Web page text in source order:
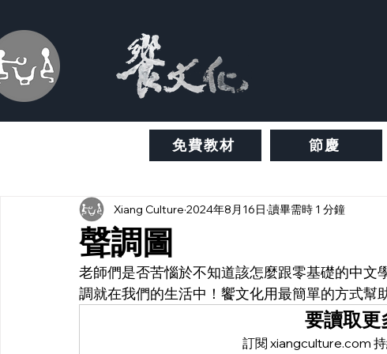
免費教材 節慶
聲調圖
Xiang Culture 2024年8月16日 讀畢需時 1 分鐘
老師們是否苦惱於不知道該怎麼跟零基礎的中
調就在我們的生活中！饗文化用最簡單的方式幫
要讀取更
訂閱 xiangculture.com 持